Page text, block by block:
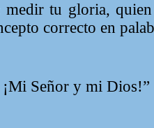
medir tu gloria,
correcto en
Señor y mi Dios!”